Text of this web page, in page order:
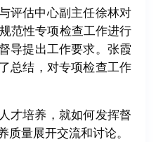
评估中心副主任徐林对
范性专项检查工作进行
导提出工作要求。张霞
总结，对专项检查工作
才培养，就如何发挥督
质量展开交流和讨论。